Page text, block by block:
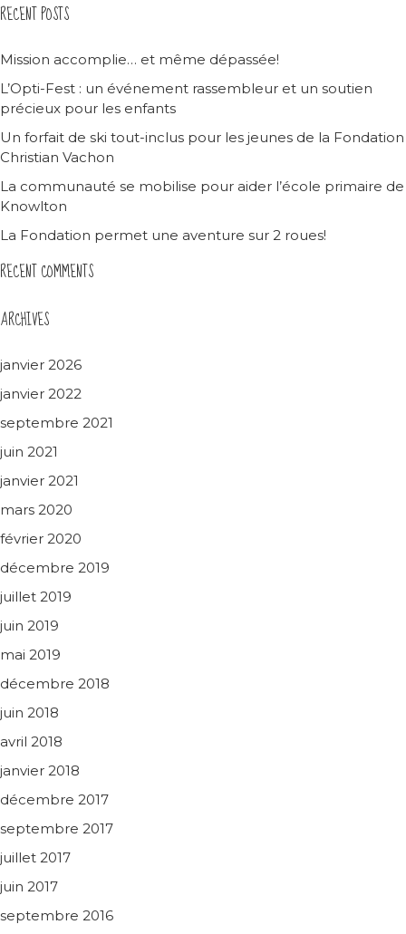
RECENT POSTS
Mission accomplie… et même dépassée!
L’Opti-Fest : un événement rassembleur et un soutien
précieux pour les enfants
Un forfait de ski tout-inclus pour les jeunes de la Fondation
Christian Vachon
La communauté se mobilise pour aider l’école primaire de
Knowlton
La Fondation permet une aventure sur 2 roues!
RECENT COMMENTS
ARCHIVES
janvier 2026
janvier 2022
septembre 2021
juin 2021
janvier 2021
mars 2020
février 2020
décembre 2019
juillet 2019
juin 2019
mai 2019
décembre 2018
juin 2018
avril 2018
janvier 2018
décembre 2017
septembre 2017
juillet 2017
juin 2017
septembre 2016